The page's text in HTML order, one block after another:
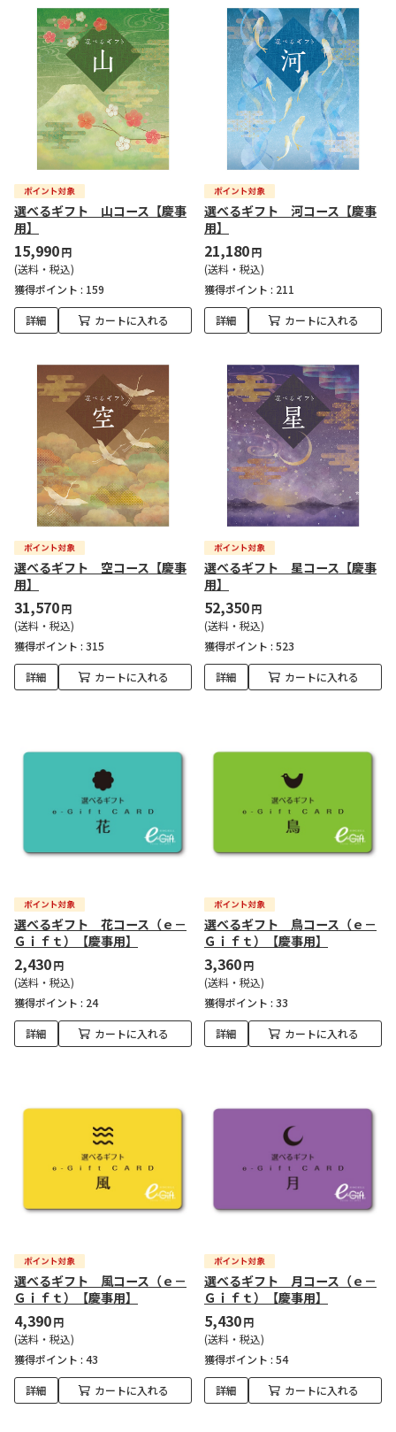
選べるギフト 山コース【慶事
用】
15,990円
(送料・税込)
獲得ポイント : 159
詳細 カートに入れる
選べるギフト 河コース【慶事
用】
21,180円
(送料・税込)
獲得ポイント : 211
詳細 カートに入れる
選べるギフト 空コース【慶事
用】
31,570円
(送料・税込)
獲得ポイント : 315
詳細 カートに入れる
選べるギフト 星コース【慶事
用】
52,350円
(送料・税込)
獲得ポイント : 523
詳細 カートに入れる
選べるギフト 花コース（ｅ－
Ｇｉｆｔ）【慶事用】
2,430円
(送料・税込)
獲得ポイント : 24
詳細 カートに入れる
選べるギフト 鳥コース（ｅ－
Ｇｉｆｔ）【慶事用】
3,360円
(送料・税込)
獲得ポイント : 33
詳細 カートに入れる
選べるギフト 風コース（ｅ－
Ｇｉｆｔ）【慶事用】
4,390円
(送料・税込)
獲得ポイント : 43
詳細 カートに入れる
選べるギフト 月コース（ｅ－
Ｇｉｆｔ）【慶事用】
5,430円
(送料・税込)
獲得ポイント : 54
詳細 カートに入れる